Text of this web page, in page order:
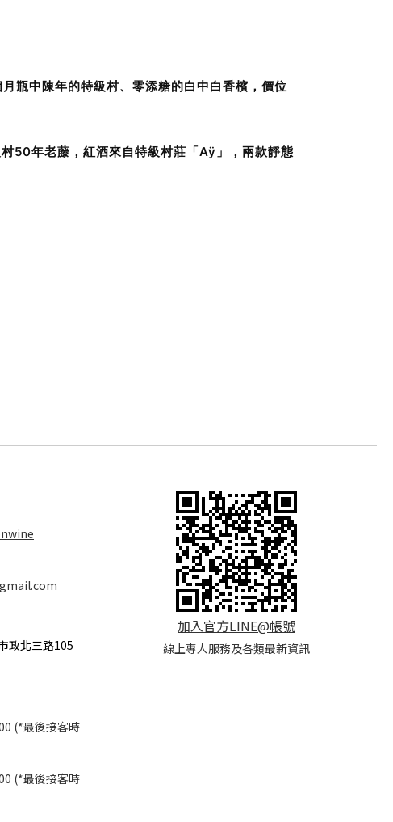
中陳年的特級村、零添糖的白中白香檳，價位
50年老藤，紅酒來自特級村莊「Aÿ」，兩款靜態
政北三路105
(*最後接客時
(*最後接客時
加入官方LINE@帳號
線上專人服務及各類最新資訊